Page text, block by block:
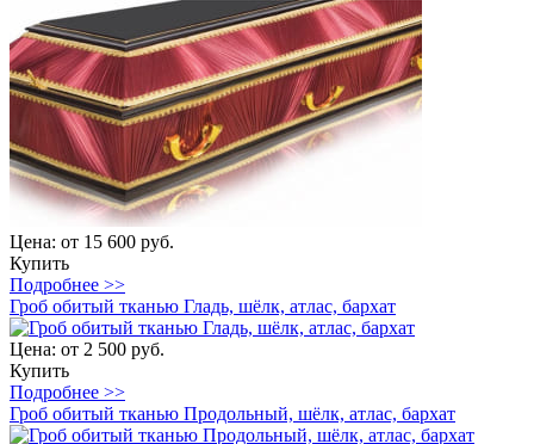
Цена: от 15 600 руб.
Купить
Подробнее >>
Гроб обитый тканью Гладь, шёлк, атлас, бархат
Цена: от 2 500 руб.
Купить
Подробнее >>
Гроб обитый тканью Продольный, шёлк, атлас, бархат